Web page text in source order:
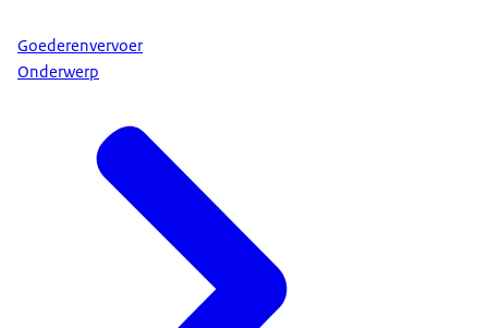
Goederenvervoer
Onderwerp